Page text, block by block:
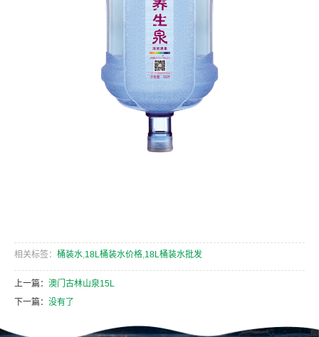
相关标签： 桶装水,18L桶装水价格,18L桶装水批发
上一篇： 澳门古林山泉15L
下一篇： 没有了